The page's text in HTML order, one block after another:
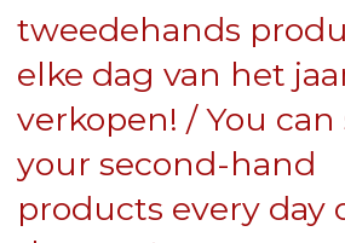
tweedehands
elke dag van het
verkopen! / You can
your second-hand
products every day